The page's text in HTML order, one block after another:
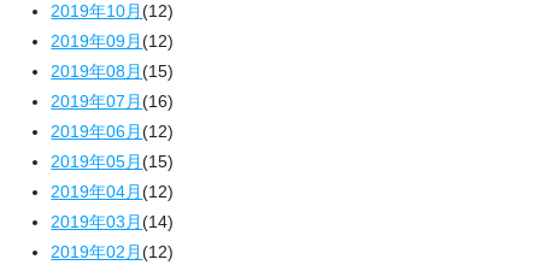
2019年10月(12)
2019年09月(12)
2019年08月(15)
2019年07月(16)
2019年06月(12)
2019年05月(15)
2019年04月(12)
2019年03月(14)
2019年02月(12)